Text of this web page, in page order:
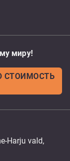
миру!
СТОИМОСТЬ
Harju vald,